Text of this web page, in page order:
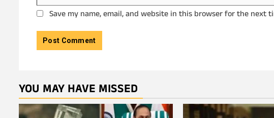
Save my name, email, and website in this browser for the next
YOU MAY HAVE MISSED